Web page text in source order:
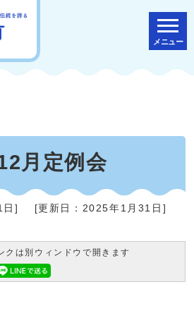
メニュー
月定例会
] [更新日： 2025年1月31日 ]
クは別ウィンドウで開きます